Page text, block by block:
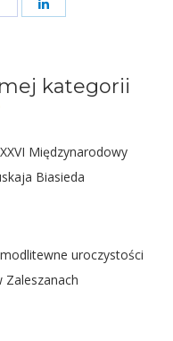
kategorii
Międzynarodowy
Biasieda
uroczystości